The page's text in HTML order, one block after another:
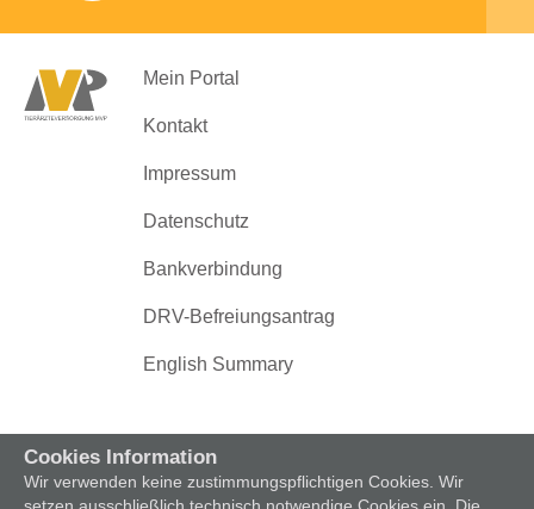
Mein Portal
Kontakt
Impressum
Datenschutz
Bankverbindung
DRV-Befreiungsantrag
English Summary
Cookies Information
Wir verwenden keine zustimmungspflichtigen Cookies. Wir